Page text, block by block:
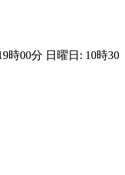
時00分 日曜日: 10時30